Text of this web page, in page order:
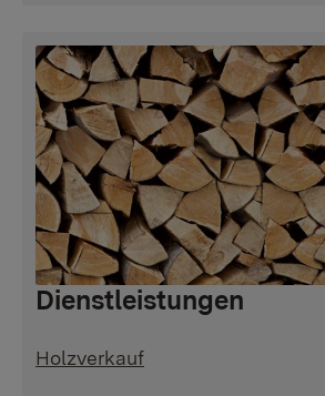
Dienstleistungen
Holzverkauf